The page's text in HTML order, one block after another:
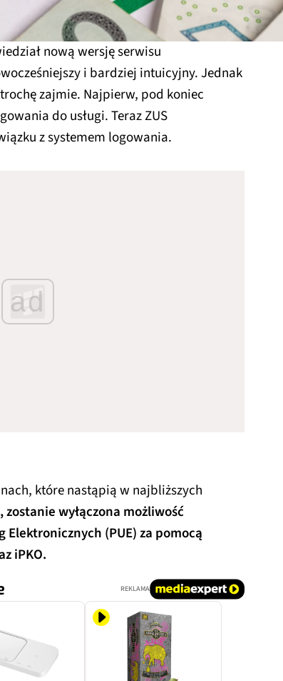
nową wersję serwisu
i bardziej intuicyjny. Jednak
zajmie. Najpierw, pod koniec
do usługi. Teraz ZUS
z systemem logowania.
ad
które nastąpią w najbliższych
wyłączona możliwość
Elektronicznych (PUE) za pomocą
iPKO.
REKLAMA